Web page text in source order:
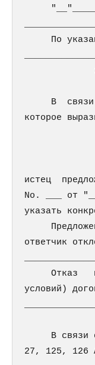
По
В
которое
истец
No. ___ от
указать
ответчик
Отказ
условий)
В связи
27, 125, 126